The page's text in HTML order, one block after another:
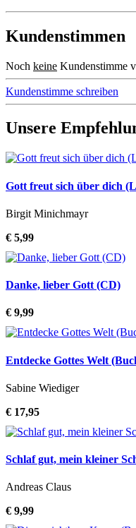
Kundenstimmen
Noch keine Kundenstimme
Kundenstimme schreiben
Unsere
Gott freut sich über dich
Birgit Minichmayr
€ 5,99
Danke, lieber Gott (CD)
€ 9,99
Entdecke Gottes Welt
Sabine Wiediger
€ 17,95
Schlaf gut, mein kleiner
Andreas Claus
€ 9,99